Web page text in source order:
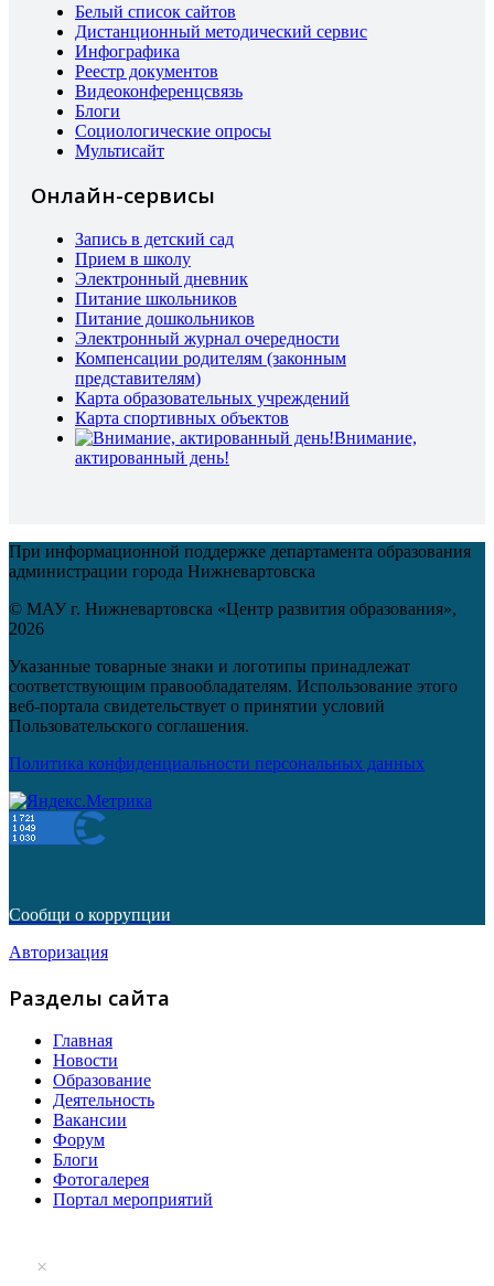
Белый список сайтов
Дистанционный методический сервис
Инфографика
Реестр документов
Видеоконференцсвязь
Блоги
Социологические опросы
Мультисайт
Онлайн-сервисы
Запись в детский сад
Прием в школу
Электронный дневник
Питание школьников
Питание дошкольников
Электронный журнал очередности
Компенсации родителям (законным
представителям)
Карта образовательных учреждений
Карта спортивных объектов
Внимание,
актированный день!
При информационной поддержке департамента образования
администрации города Нижневартовска
© МАУ г. Нижневартовска «Центр развития образования»,
2026
Указанные товарные знаки и логотипы принадлежат
соответствующим правообладателям. Использование этого
веб-портала свидетельствует о принятии условий
Пользовательского соглашения.
Политика конфиденциальности персональных данных
Сообщи о коррупции
Авторизация
Разделы сайта
Главная
Новости
Образование
Деятельность
Вакансии
Форум
Блоги
Фотогалерея
Портал мероприятий
×